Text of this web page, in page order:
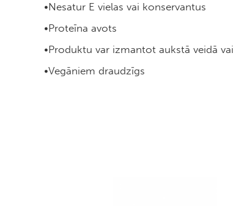
•Nesatur E vielas vai konservantus
•Proteīna avots
•Produktu var izmantot aukstā veidā
•Vegāniem draudzīgs